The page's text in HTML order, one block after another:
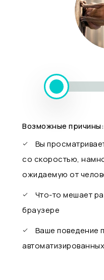
Возможные причины:
Вы
со скоростью,
ожидаемую от
Что-то мешает
браузере
Ваше поведение